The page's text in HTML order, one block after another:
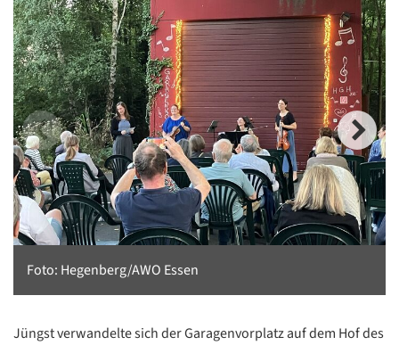
Foto: Hegenberg/AWO Essen
Jüngst verwandelte sich der Garagenvorplatz auf dem Hof des